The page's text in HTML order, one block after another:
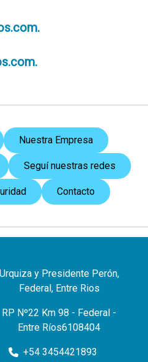
Nuestra Empresa
Seguí nuestras redes
Contacto
Urquiza y Presidente Perón,
Federal, Entre Rios
RP Nº22 Km 98 - Federal -
Entre Ríos6108404
+54 3454421893